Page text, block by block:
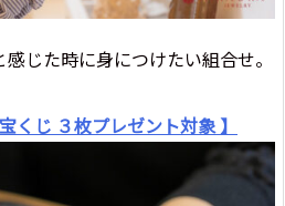
じた時に身につけたい組合せ。
くじ ３枚プレゼント対象 】